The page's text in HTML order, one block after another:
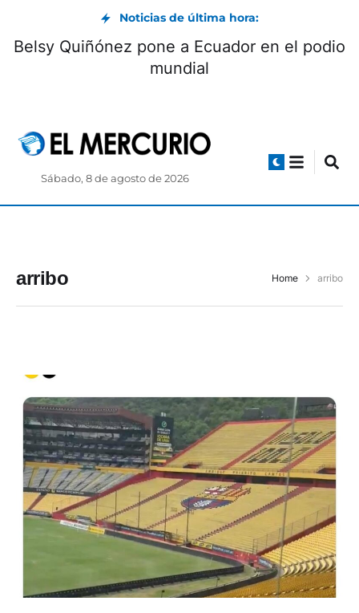
Noticias de última hora:
Belsy Quiñónez pone a Ecuador en el podio
mundial
Sábado, 8 de agosto de 2026
arribo Home arribo